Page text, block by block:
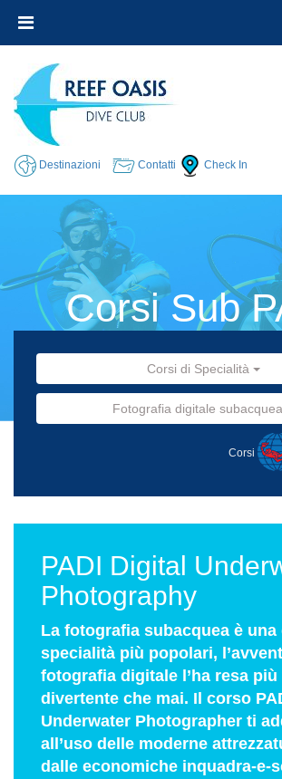
Destinazioni Contatti Check In
Corsi Sub
Corsi di Specialità
Fotografia digitale subacquea
Corsi
PADI Digital
Photography
La fotografia subacquea è una
specialità più popolari,
fotografia digitale l’ha resa più
divertente che mai. Il corso
Underwater Photographer ti
all’uso delle moderne
dalle economiche inquadra-e-